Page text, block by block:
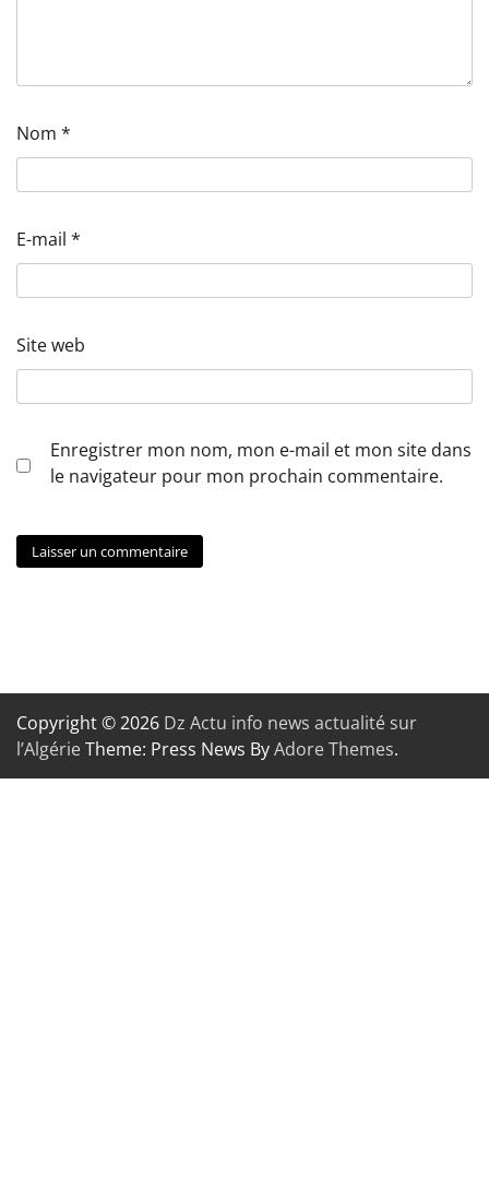
Nom *
E-mail *
Site web
Enregistrer mon nom, mon e-mail et mon site dans
le navigateur pour mon prochain commentaire.
Copyright © 2026 Dz Actu info news actualité sur
l’AlgérieTheme: Press News ByAdore Themes.